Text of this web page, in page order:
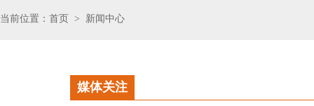
当前位置：首页 > 新闻中心
媒体关注